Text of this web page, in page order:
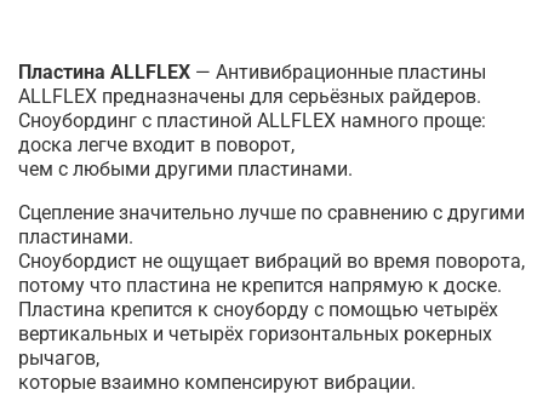
Пластина ALLFLEX — Антивибрационные пластины
ALLFLEX предназначены для серьёзных райдеров.
Сноубординг с пластиной ALLFLEX намного проще:
доска легче входит в поворот,
чем с любыми другими пластинами.
Сцепление значительно лучше по сравнению с другими
пластинами.
Сноубордист не ощущает вибраций во время поворота,
потому что пластина не крепится напрямую к доске.
Пластина крепится к сноуборду с помощью четырёх
вертикальных и четырёх горизонтальных рокерных
рычагов,
которые взаимно компенсируют вибрации.